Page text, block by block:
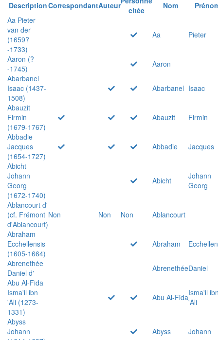
DescriptionCorrespondantAuteur
citée
Nom
Aa Pieter
van der
(1659?
-1733)
Aa Pieter
Aaron (?
-1745)
Aaron
Abarbanel
Isaac (1437-
1508)
Abarbanel Isaac
Abauzit
Firmin
(1679-1767)
Abauzit
Firmin
Abbadie
Jacques
(1654-1727)
Abbadie
Jacques
Abicht
Johann
Georg
(1672-1740)
Abicht
Johann
Georg
Ablancourt d'
(cf. Frémont
d'Ablancourt)
Non Non Non
Ablancourt
Abraham
Ecchellensis
(1605-1664)
Abraham
Abrenethée
Daniel d'
AbrenethéeDaniel
Abu Al-Fida
Isma'il ibn
'Ali (1273-
1331)
Abu Al-FidaIsma'il
'Ali
Abyss
Johann
Abyss
Johann